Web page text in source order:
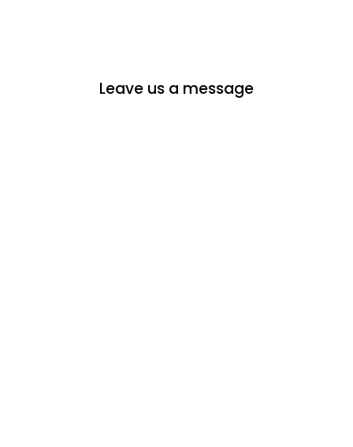
Leave us a message